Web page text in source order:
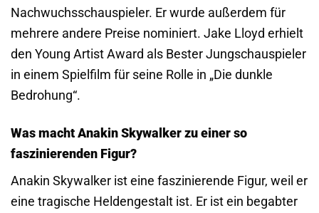
Nachwuchsschauspieler. Er wurde außerdem für
mehrere andere Preise nominiert. Jake Lloyd erhielt
den Young Artist Award als Bester Jungschauspieler
in einem Spielfilm für seine Rolle in „Die dunkle
Bedrohung“.
Was macht Anakin Skywalker zu einer so
faszinierenden Figur?
Anakin Skywalker ist eine faszinierende Figur, weil er
eine tragische Heldengestalt ist. Er ist ein begabter